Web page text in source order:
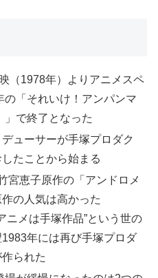
（1978年）よりアニメスペ
の「それいけ！アンパンマ
」で終了となった
ューサーが手塚プロダク
たことから始まる
宮恵子原作の「アンドロメ
の人気は高かった
ニメは手塚作品”という世の
年には再び手塚プロダ
られた